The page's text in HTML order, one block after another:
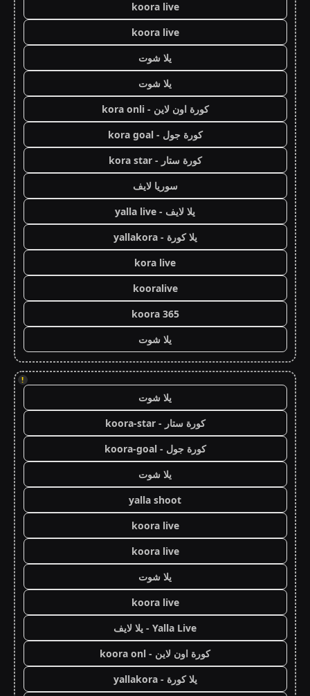
koora live
koora live
يلا شوت
يلا شوت
كورة اون لاين - kora onli
كورة جول - kora goal
كورة ستار - kora star
سوريا لايف
يلا لايف - yalla live
يلا كورة - yallakora
kora live
kooralive
koora 365
يلا شوت
!
يلا شوت
كورة ستار - koora-star
كورة جول - koora-goal
يلا شوت
yalla shoot
koora live
koora live
يلا شوت
koora live
Yalla Live - يلا لايف
كورة اون لاين - koora onl
يلا كورة - yallakora